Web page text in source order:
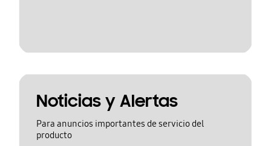
Noticias y Alertas
Para anuncios importantes de servicio del
producto